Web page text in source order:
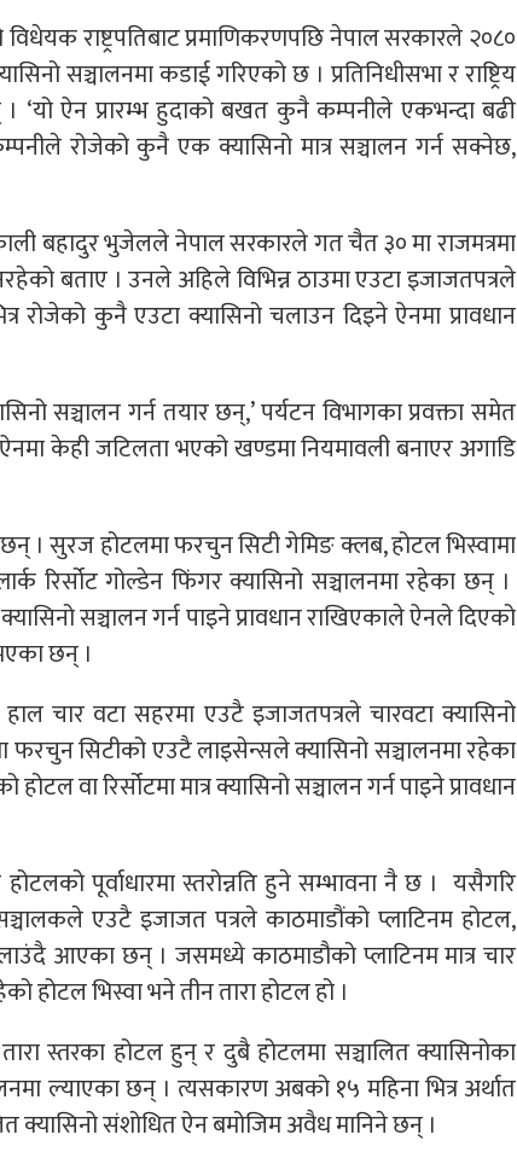
राष्ट्रपतिबाट प्रमाणिकरणपछि नेपाल सरकारले २०८०
सञ्चालनमा कडाई गरिएको छ । प्रतिनिधीसभा र राष्ट्रिय
। ‘यो ऐन प्रारम्भ हुदाको बखत कुनै कम्पनीले एकभन्दा बढी
रोजेको कुनै एक क्यासिनो मात्र सञ्चालन गर्न सक्नेछ,
बहादुर भुजेलले नेपाल सरकारले गत चैत ३० मा राजमत्रमा
बताए । उनले अहिले विभिन्न ठाउमा एउटा इजाजतपत्रले
रोजेको कुनै एउटा क्यासिनो चलाउन दिइने ऐनमा प्रावधान
सञ्चालन गर्न तयार छन्,’ पर्यटन विभागका प्रवक्ता समेत
केही जटिलता भएको खण्डमा नियमावली बनाएर अगाडि
। सुरज होटलमा फरचुन सिटी गेमिङ क्लब, होटल भिस्वामा
रिर्सोट गोल्डेन फिंगर क्यासिनो सञ्चालनमा रहेका छन् ।
सञ्चालन गर्न पाइने प्रावधान राखिएकाले ऐनले दिएको
छन् ।
चार वटा सहरमा एउटै इजाजतपत्रले चारवटा क्यासिनो
फरचुन सिटीको एउटै लाइसेन्सले क्यासिनो सञ्चालनमा रहेका
वा रिर्सोटमा मात्र क्यासिनो सञ्चालन गर्न पाइने प्रावधान
पूर्वाधारमा स्तरोन्नति हुने सम्भावना नै छ । यसैगरि
एउटै इजाजत पत्रले काठमाडौंको प्लाटिनम होटल,
आएका छन् । जसमध्ये काठमाडौको प्लाटिनम मात्र चार
होटल भिस्वा भने तीन तारा होटल हो ।
स्तरका होटल हुन् र दुबै होटलमा सञ्चालित क्यासिनोका
ल्याएका छन् । त्यसकारण अबको १५ महिना भित्र अर्थात
क्यासिनो संशोधित ऐन बमोजिम अवैध मानिने छन् ।